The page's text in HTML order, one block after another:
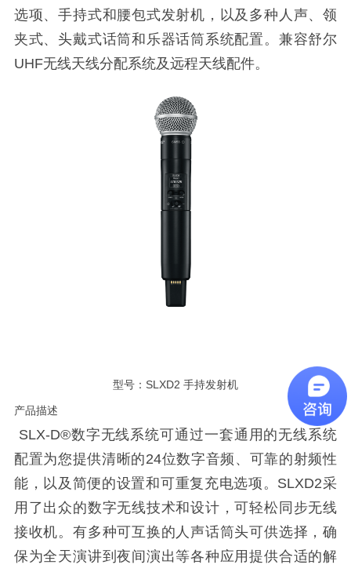
选项、手持式和腰包式发射机，以及多种人声、领
夹式、头戴式话筒和乐器话筒系统配置。兼容舒尔
UHF无线天线分配系统及远程天线配件。
型号：SLXD2 手持发射机
产品描述
SLX-D®数字无线系统可通过一套通用的无线系统
配置为您提供清晰的24位数字音频、可靠的射频性
能，以及简便的设置和可重复充电选项。SLXD2采
用了出众的数字无线技术和设计，可轻松同步无线
接收机。有多种可互换的人声话筒头可供选择，确
保为全天演讲到夜间演出等各种应用提供合适的解